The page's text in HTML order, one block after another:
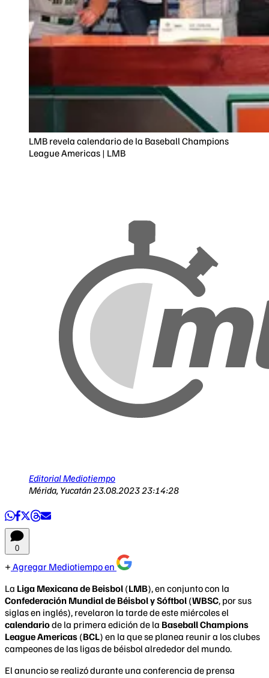
LMB revela calendario de la Baseball Champions
League Americas | LMB
Editorial Mediotiempo
Mérida, Yucatán23.08.2023 23:14:28
0
Agregar Mediotiempo en
La Liga Mexicana de Beisbol (LMB), en conjunto con la
Confederación Mundial de Béisbol y Sóftbol (WBSC, por sus
siglas en inglés), revelaron la tarde de este miércoles el
calendariode la primera edición de la Baseball Champions
League Americas (BCL) en la que se planea reunir a los clubes
campeones de las ligas de béisbol alrededor del mundo.
El anuncio se realizó durante una conferencia de prensa